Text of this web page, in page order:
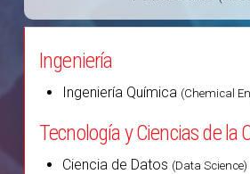
Ingeniería
Ingeniería Química (Chemical
Tecnología y Ciencias de la
Ciencia de Datos (Data Science)